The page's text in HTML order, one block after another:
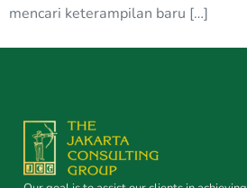
mencari keterampilan baru […]